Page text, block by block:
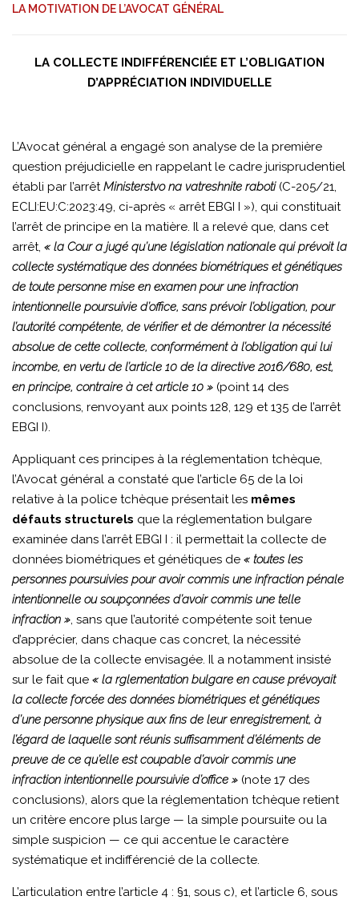
&
LA MOTIVATION DE L’AVOCAT GÉNÉRAL
LA COLLECTE INDIFFÉRENCIÉE ET L’OBLIGATION
D’APPRÉCIATION INDIVIDUELLE
L’Avocat général a engagé son analyse de la première
question préjudicielle en rappelant le cadre jurisprudentiel
établi par l’arrêtMinisterstvo na vatreshnite raboti(C-205/21,
ECLI:EU:C:2023:49, ci-après « arrêt EBGI I »), qui constituait
l’arrêt de principe en la matière. Il a relevé que, dans cet
arrêt, « la Cour a jugé qu’une législation nationale qui prévoit la
collecte systématique des données biométriques et génétiques
de toute personne mise en examen pour une infraction
intentionnelle poursuivie d’office, sans prévoir l’obligation, pour
l’autorité compétente, de vérifier et de démontrer la nécessité
absolue de cette collecte, conformément à l’obligation qui lui
incombe, en vertu de l’article 10 de la directive 2016/680, est,
en principe, contraire à cet article 10 » (point 14 des
conclusions, renvoyant aux points 128, 129 et 135 de l’arrêt
EBGI I).
Appliquant ces principes à la réglementation tchèque,
l’Avocat général a constaté que l’article 65 de la loi
relative à la police tchèque présentait les mêmes
défauts structurels que la réglementation bulgare
examinée dans l’arrêt EBGI I : il permettait la collecte de
données biométriques et génétiques de « toutes les
personnes poursuivies pour avoir commis une infraction pénale
intentionnelle ou soupçonnées d’avoir commis une telle
infraction », sans que l’autorité compétente soit tenue
d’apprécier, dans chaque cas concret, la nécessité
absolue de la collecte envisagée. Il a notamment insisté
sur le fait que « la rglementation bulgare en cause prévoyait
la collecte forcée des données biométriques et génétiques
d’une personne physique aux fins de leur enregistrement, à
l’égard de laquelle sont réunis suffisamment d’éléments de
preuve de ce qu’elle est coupable d’avoir commis une
infraction intentionnelle poursuivie d’office » (note 17 des
conclusions), alors que la réglementation tchèque retient
un critère encore plus large — la simple poursuite ou la
simple suspicion — ce qui accentue le caractère
systématique et indifférencié de la collecte.
L’articulation entre l’article 4 : §1, sous c), et l’article 6, sous